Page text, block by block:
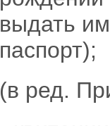
выдать
паспорт);
(в ред.